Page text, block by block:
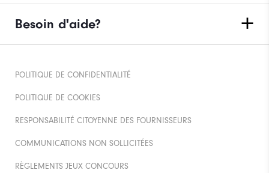
Besoin d'aide?
POLITIQUE DE CONFIDENTIALITÉ
POLITIQUE DE COOKIES
RESPONSABILITÉ CITOYENNE DES FOURNISSEURS
COMMUNICATIONS NON SOLLICITÉES
RÈGLEMENTS JEUX CONCOURS